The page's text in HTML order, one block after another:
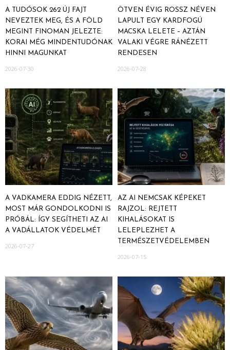
A TUDÓSOK 262 ÚJ FAJT
NEVEZTEK MEG, ÉS A FÖLD
MEGINT FINOMAN JELEZTE:
KORAI MÉG MINDENTUDÓNAK
HINNI MAGUNKAT
2026-07-30
ÖTVEN ÉVIG ROSSZ NÉVEN
LAPULT EGY KARDFOGÚ
MACSKA LELETE – AZTÁN
VALAKI VÉGRE RÁNÉZETT
RENDESEN
2026-07-28
A VADKAMERA EDDIG NÉZETT,
MOST MÁR GONDOLKODNI IS
PRÓBÁL: ÍGY SEGÍTHETI AZ AI
A VADÁLLATOK VÉDELMÉT
2026-07-27
AZ AI NEMCSAK KÉPEKET
RAJZOL: REJTETT
KIHALÁSOKAT IS
LELEPLEZHET A
TERMÉSZETVÉDELEMBEN
2026-07-15